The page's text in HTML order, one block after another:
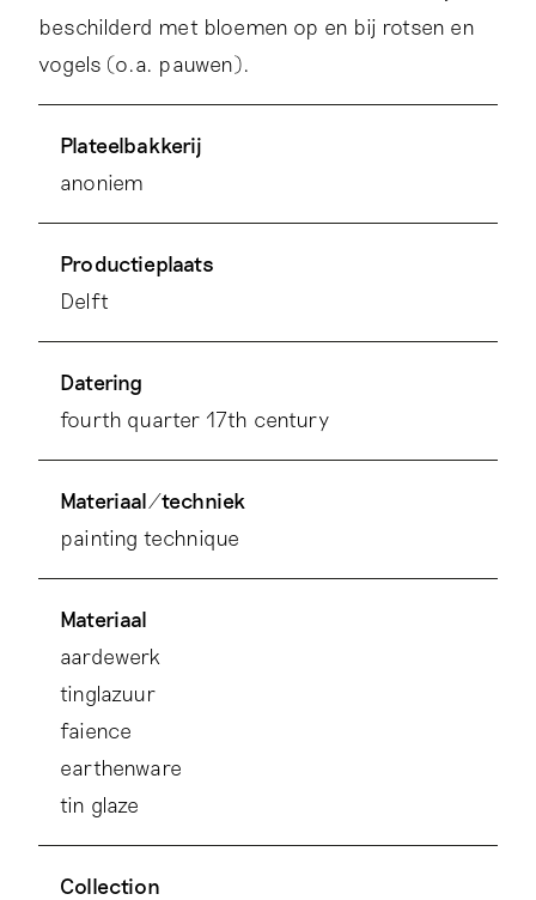
beschilderd met bloemen op en bij rotsen en
vogels (o.a. pauwen).
Plateelbakkerij
anoniem
Productieplaats
Delft
Datering
fourth quarter 17th century
Materiaal/techniek
painting technique
Materiaal
aardewerk
tinglazuur
faience
earthenware
tin glaze
Collection